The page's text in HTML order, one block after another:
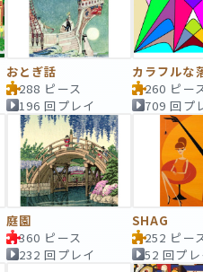
おとぎ話
288 ピース
196 回プレイ
カラフルな
260 ピー
709 回プ
庭園
360 ピース
232 回プレイ
SHAG
252 ピー
52 回プレ